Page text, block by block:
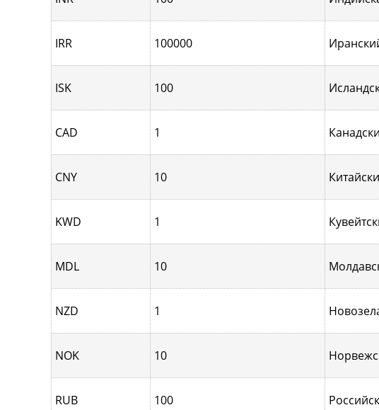
IRR 100000
ISK 100
CAD 1
CNY 10
KWD 1
MDL 10
NZD 1
NOK 10
RUB 100